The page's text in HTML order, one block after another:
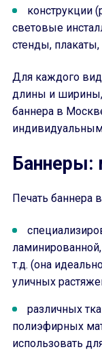
конструкции
световые
стенды,
Для каждого
длины и ширины,
баннера в
Баннеры:
Печать баннера
т.д. (она
уличных
различных
полиэфирных
использовать